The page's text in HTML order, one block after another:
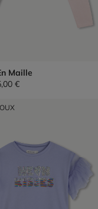
Maille
€